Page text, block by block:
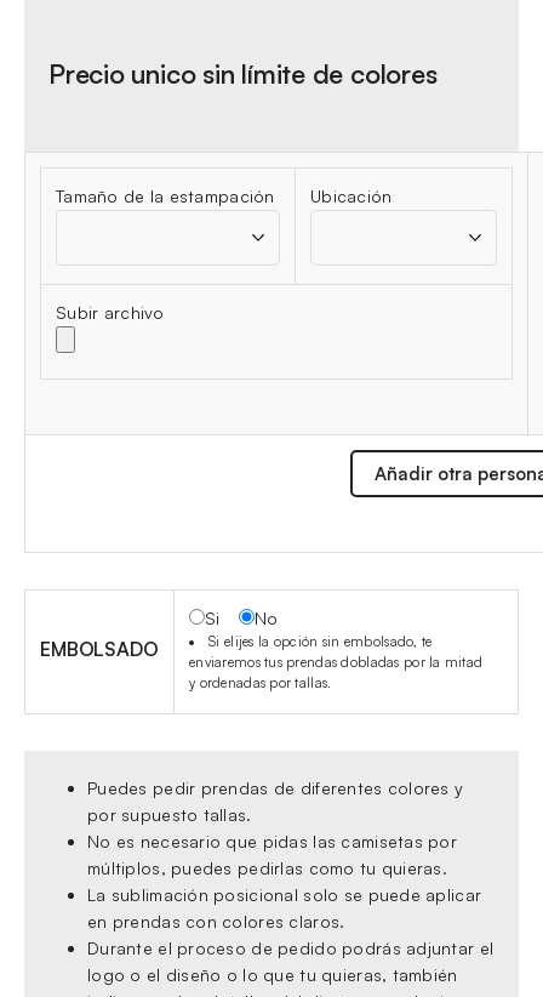
Precio unico sin límite de colores
Tamaño de la estampación Ubicación
Subir archivo
Añadir otra
EMBOLSADO
Si No
Si elijes la opción sin embolsado, te
enviaremos tus prendas dobladas por la mitad
y ordenadas por tallas.
Puedes pedir prendas de diferentes colores y
por supuesto tallas.
No es necesario que pidas las camisetas por
múltiplos, puedes pedirlas como tu quieras.
La sublimación posicional solo se puede aplicar
en prendas con colores claros.
Durante el proceso de pedido podrás adjuntar el
logo o el diseño o lo que tu quieras, también